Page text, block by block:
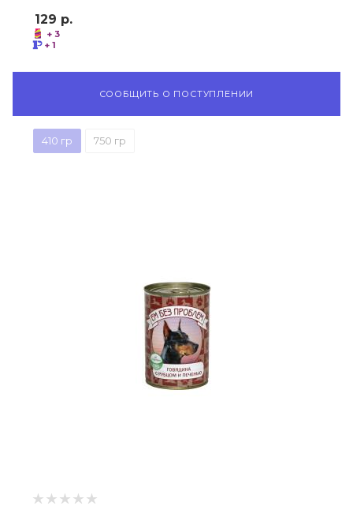
129 р.
+ 3
+ 1
СООБЩИТЬ О ПОСТУПЛЕНИИ
410 гр 750 гр